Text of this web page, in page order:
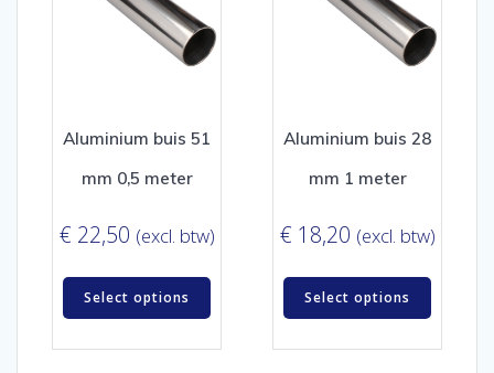
Aluminium buis 51
mm 0,5 meter
€ 22,50 (excl. btw)
Select options
Aluminium buis 28
mm 1 meter
€ 18,20 (excl. btw)
Select options